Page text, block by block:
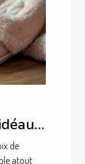
de
atout